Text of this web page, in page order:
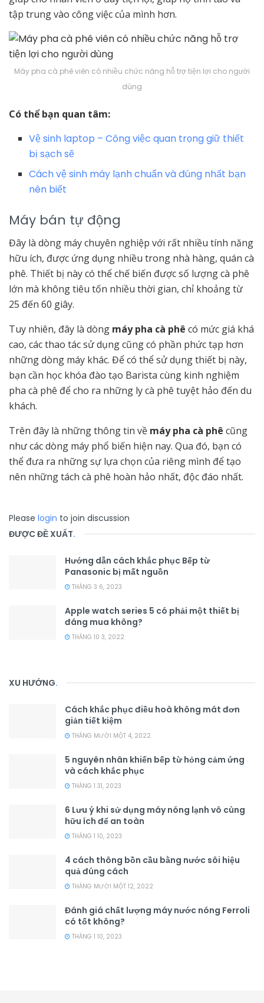
tập trung vào công việc của mình hơn.
Máy pha cà phê viên có nhiều chức năng hỗ trợ tiện lợi cho người
dùng
Có thể bạn quan tâm:
Vệ sinh laptop – Công việc quan trọng giữ thiết
bị sạch sẽ
Cách vệ sinh máy lạnh chuẩn và đúng nhất bạn
nên biết
Máy bán tự động
Đây là dòng máy chuyên nghiệp với rất nhiều tính năng
hữu ích, được ứng dụng nhiều trong nhà hàng, quán cà
phê. Thiết bị này có thể chế biến được số lượng cà phê
lớn mà không tiêu tốn nhiều thời gian, chỉ khoảng từ
25 đến 60 giây.
Tuy nhiên, đây là dòng máy pha cà phê có mức giá khá
cao, các thao tác sử dụng cũng có phần phức tạp hơn
những dòng máy khác. Để có thể sử dụng thiết bị này,
bạn cần học khóa đào tạo Barista cùng kinh nghiệm
pha cà phê để cho ra những ly cà phê tuyệt hảo đến du
khách.
Trên đây là những thông tin về máy pha cà phê cũng
như các dòng máy phổ biến hiện nay. Qua đó, bạn có
thể đưa ra những sự lựa chọn của riêng mình để tạo
nên những tách cà phê hoàn hảo nhất, độc đáo nhất.
Please login to join discussion
ĐƯỢC ĐỀ XUẤT.
Hướng dẫn cách khắc phục Bếp từ
Panasonic bị mất nguồn
THÁNG 3 6, 2023
Apple watch series 5 có phải một thiết bị
đáng mua không?
THÁNG 10 3, 2022
XU HƯỚNG.
Cách khắc phục điều hoà không mát đơn
giản tiết kiệm
THÁNG MƯỜI MỘT 4, 2022
5 nguyên nhân khiến bếp từ hỏng cảm ứng
và cách khắc phục
THÁNG 1 31, 2023
6 Lưu ý khi sử dụng máy nóng lạnh vô cùng
hữu ích để an toàn
THÁNG 1 10, 2023
4 cách thông bồn cầu bằng nước sôi hiệu
quả đúng cách
THÁNG MƯỜI MỘT 12, 2022
Đánh giá chất lượng máy nước nóng Ferroli
có tốt không?
THÁNG 1 10, 2023